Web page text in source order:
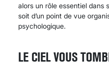
alors un rôle essentiel dans
soit d’un point de vue
psychologique.
LE CIEL VOUS